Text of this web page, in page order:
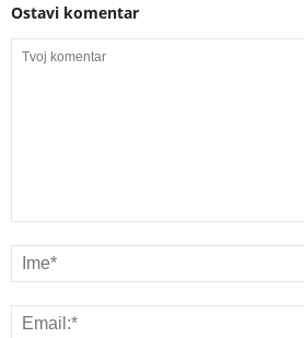
Ostavi komentar